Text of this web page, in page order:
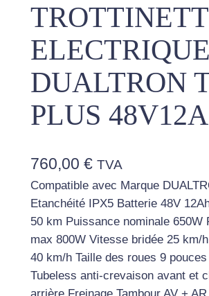
ELECTRIQUE
DUALTRON
PLUS 48V12A
760,00 € TVA
Compatible avec Marque
Etanchéité IPX5 Batterie 48V
50 km Puissance nominale 650W
max 800W Vitesse bridée 25 km/
40 km/h Taille des roues 9
Tubeless anti-crevaison avant et